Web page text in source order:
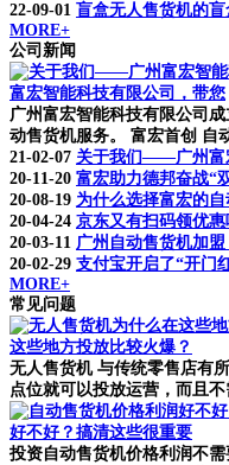
22-09-01 盲盒无人售货机的
MORE+
公司新闻
富宏智能科技有限公司，带您
广州富宏智能科技有限公司
动售货机服务。 富宏首创 自
21-02-07 关于我们——广州富
20-11-20 富宏助力德邦奋战“
20-08-19 为什么选择富宏的自
20-04-24 京东又有扫码领优惠
20-03-11 广州自动售货机加盟
20-02-29 支付宝开启了“开门
MORE+
常见问题
这些地方投放比较火爆？
无人售货机 与传统零售店有
点位就可以投放运营，而且
好不好？搞清这些很重要
投资自动售货机价格利润不